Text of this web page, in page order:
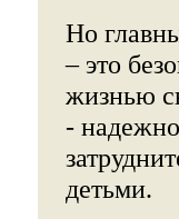
Но
– это
жизнью
-
детьми.